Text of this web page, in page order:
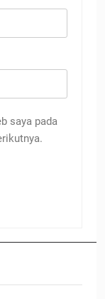
saya pada